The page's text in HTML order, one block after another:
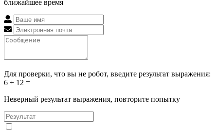
ближайшее время
Для проверки, что вы не робот, введите результат выражения:
6 + 12 =
Неверный результат выражения, повторите попытку